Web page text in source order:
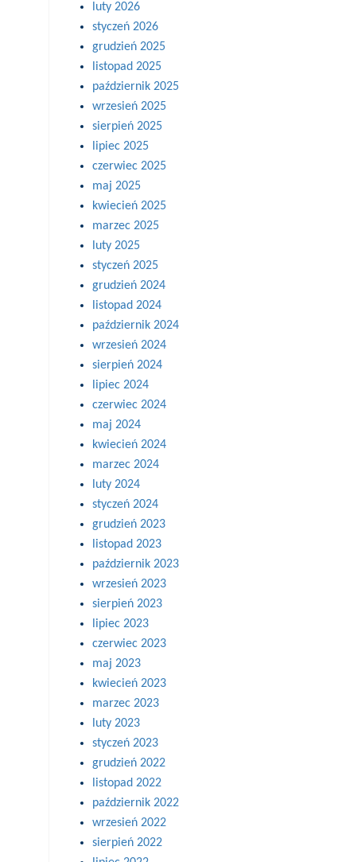
luty 2026
styczeń 2026
grudzień 2025
listopad 2025
październik 2025
wrzesień 2025
sierpień 2025
lipiec 2025
czerwiec 2025
maj 2025
kwiecień 2025
marzec 2025
luty 2025
styczeń 2025
grudzień 2024
listopad 2024
październik 2024
wrzesień 2024
sierpień 2024
lipiec 2024
czerwiec 2024
maj 2024
kwiecień 2024
marzec 2024
luty 2024
styczeń 2024
grudzień 2023
listopad 2023
październik 2023
wrzesień 2023
sierpień 2023
lipiec 2023
czerwiec 2023
maj 2023
kwiecień 2023
marzec 2023
luty 2023
styczeń 2023
grudzień 2022
listopad 2022
październik 2022
wrzesień 2022
sierpień 2022